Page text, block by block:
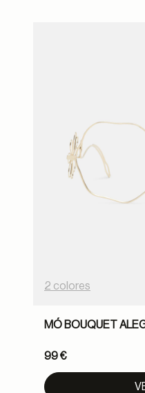
2 colores
MÓ BOUQUET
99 €